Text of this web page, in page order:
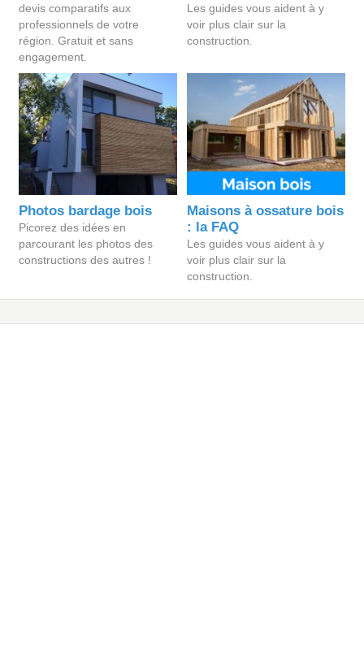
devis comparatifs aux
professionnels de votre
région. Gratuit et sans
engagement.
Les guides vous aident à y
voir plus clair sur la
construction.
Photos bardage bois
Picorez des idées en
parcourant les photos des
constructions des autres !
Maisons à ossature bois
: la FAQ
Les guides vous aident à y
voir plus clair sur la
construction.